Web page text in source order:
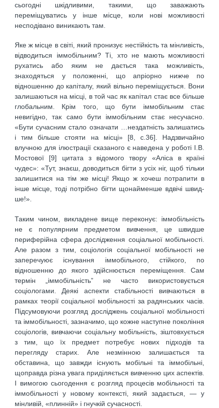
сьогодні шкідливими, такими, що заважають
переміщуватись у інше місце, коли нові можливості
несподівано виникають там.
Яке ж місце в світі, який пронизує нестійкість та мінливість,
відводиться іммобільним? Ті, хто не мають можливості
рухатись або яким не дається така можливість,
знаходяться у положенні, що апріорно нижче по
відношенню до капіталу, який вільно переміщується. Вони
зали­шаються на місці, в той час як капітал стає все більше
глобальним. Крім того, що бути іммобільним стає
невигідно, так само бути іммобільним стає несучасно.
«Бути сучас­ним стало означати …нездатність залиша­тись
і тим більше стояти на місці» [8, с.36]. Надзвичайно
влучною для ілюстрації сказаного є наведена у роботі І.В.
Мостової [9] цитата з відомого твору «Аліса в країні
чудес»: «Тут, знаєш, доводиться бігти з усіх ніг, щоб тільки
залишитися на тім же місці! Якщо ж хочеш потрапити в
інше місце, тоді потрібно бігти щонайменше вдвічі швид­
ше!».
Таким чином, викладене вище переконує: іммобільність
не є популярним предметом вивчення, це швидше
периферійна сфера дослідження соціа­льної мобільності.
Але разом з тим, соціологія соціальної мобільності не
заперечуює існування іммобільного, стійко­го, по
відношенню до якого здійснюється переміщення. Сам
термін „іммобільність” не часто використовується
соціологами. Деякі аспекти стабільності вивчаються в
рамках теорії соціальної мобільності за радянських часів.
Підсумовуючи розгляд досліджень соціальної мобільності
та іммобільності, зазначимо, що кожне наступне покоління
соціологів, вивчаючи соціальну мобільність, зіштовхується
з тим, що їх предмет потребує нових підходів та
перегляду старих. Але незмінною залишається та
обставина, що завжди існують мобільні та іммобільні,
щоправда різна увага приділя­ється вивченню цих аспектів.
І вимогою сьогодення є розгляд процесів мобільності та
іммобільності у новому контексті, який задається, — у
мінливій, «плинній» і гнучкій сучасності.